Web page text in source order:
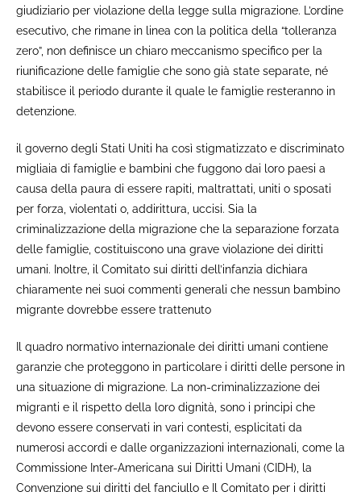
giudiziario per violazione della legge sulla migrazione. L’ordine
esecutivo, che rimane in linea con la politica della “tolleranza
zero”, non definisce un chiaro meccanismo specifico per la
riunificazione delle famiglie che sono già state separate, né
stabilisce il periodo durante il quale le famiglie resteranno in
detenzione.
il governo degli Stati Uniti ha così stigmatizzato e discriminato
migliaia di famiglie e bambini che fuggono dai loro paesi a
causa della paura di essere rapiti, maltrattati, uniti o sposati
per forza, violentati o, addirittura, uccisi. Sia la
criminalizzazione della migrazione che la separazione forzata
delle famiglie, costituiscono una grave violazione dei diritti
umani. Inoltre, il Comitato sui diritti dell’infanzia dichiara
chiaramente nei suoi commenti generali che nessun bambino
migrante dovrebbe essere trattenuto
Il quadro normativo internazionale dei diritti umani contiene
garanzie che proteggono in particolare i diritti delle persone in
una situazione di migrazione. La non-criminalizzazione dei
migranti e il rispetto della loro dignità, sono i principi che
devono essere conservati in vari contesti, esplicitati da
numerosi accordi e dalle organizzazioni internazionali, come la
Commissione Inter-Americana sui Diritti Umani (CIDH), la
Convenzione sui diritti del fanciullo e Il Comitato per i diritti